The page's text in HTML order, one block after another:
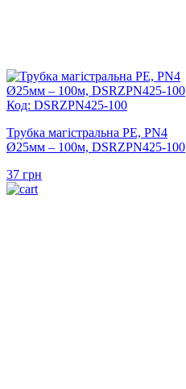
Код: DSRZPN425-100
Трубка магістральна PE, PN4
Ø25мм – 100м, DSRZPN425-100
37 грн